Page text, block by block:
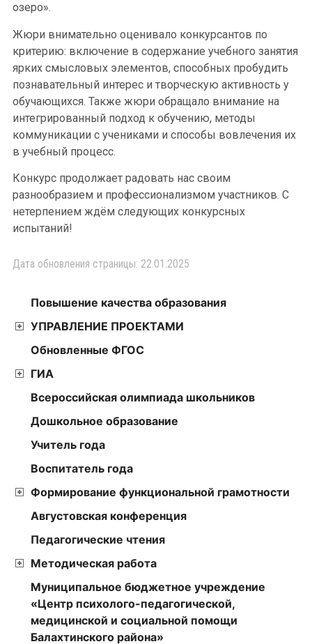
озеро».
Жюри внимательно оценивало конкурсантов по
критерию: включение в содержание учебного занятия
ярких смысловых элементов, способных пробудить
познавательный интерес и творческую активность у
обучающихся. Также жюри обращало внимание на
интегрированный подход к обучению, методы
коммуникации с учениками и способы вовлечения их
в учебный процесс.
Конкурс продолжает радовать нас своим
разнообразием и профессионализмом участников. С
нетерпением ждём следующих конкурсных
испытаний!
Дата обновления страницы: 22.01.2025
Повышение качества образования
УПРАВЛЕНИЕ ПРОЕКТАМИ
Обновленные ФГОС
ГИА
Всероссийская олимпиада школьников
Дошкольное образование
Учитель года
Воспитатель года
Формирование функциональной грамотности
Августовская конференция
Педагогические чтения
Методическая работа
Муниципальное бюджетное учреждение
«Центр психолого-педагогической,
медицинской и социальной помощи
Балахтинского района»